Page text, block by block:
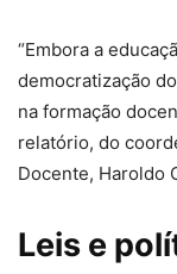
“Embora a
democratização
na formação
relatório, do
Docente, Haroldo
Leis e